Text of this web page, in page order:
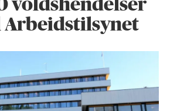
voldshendelser
Arbeidstilsynet